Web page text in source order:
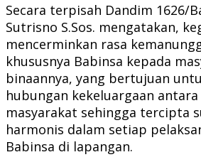
Secara terpisah Dandim 1626/
Sutrisno S.Sos. mengatakan,
mencerminkan rasa
khususnya Babinsa kepada
binaannya, yang bertujuan
hubungan kekeluargaan
masyarakat sehingga tercipta
harmonis dalam setiap
Babinsa di lapangan.